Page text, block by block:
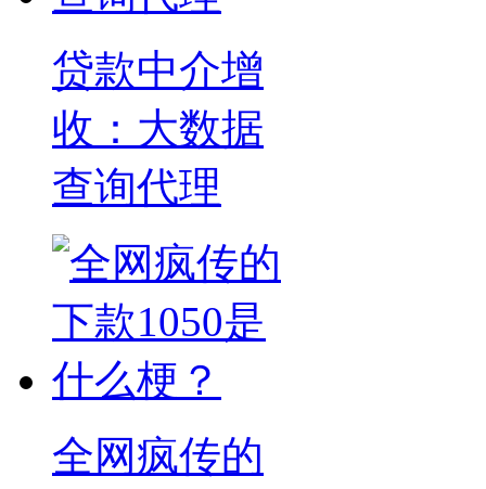
贷款中介增
收：大数据
查询代理
全网疯传的